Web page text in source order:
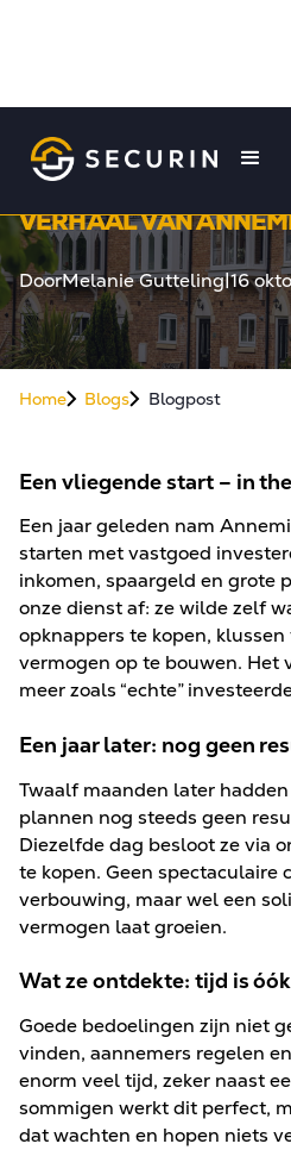
SLIM INVESTEREN IN
VERHAAL VAN
DoorMelanie Gutteling|16
Home Blogs Blogpost
Een vliegende start – in
Een jaar geleden nam
starten met vastgoed
inkomen, spaargeld en grote
onze dienst af: ze wilde zelf
opknappers te kopen,
vermogen op te bouwen. Het
meer zoals “echte”
Een jaar later: nog geen
Twaalf maanden later
plannen nog steeds geen
Diezelfde dag besloot ze via
te kopen. Geen spectaculaire
verbouwing, maar wel een
vermogen laat groeien.
Wat ze ontdekte: tijd is
Goede bedoelingen zijn niet
vinden, aannemers regelen
enorm veel tijd, zeker naast
sommigen werkt dit perfect,
dat wachten en hopen niets